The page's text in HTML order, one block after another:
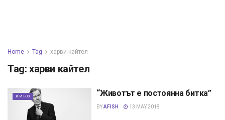
Home Tag харви кайтел
Tag: харви кайтел
КИНО “Животът е постоянна битка”
BYAFISH 13 MAY 2018